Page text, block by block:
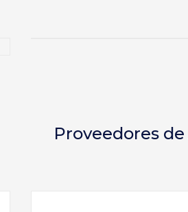
Proveedores de